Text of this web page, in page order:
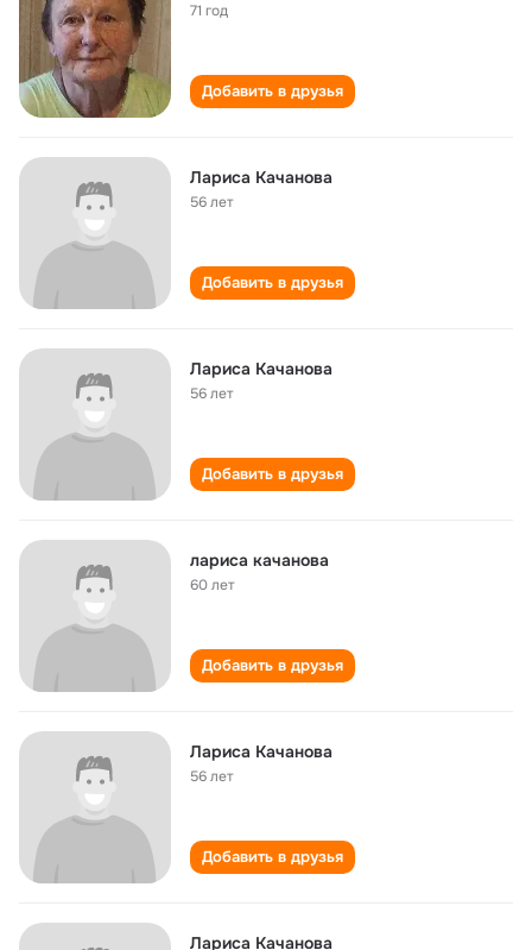
71 год
Добавить в друзья
Лариса Качанова
56 лет
Добавить в друзья
Лариса Качанова
56 лет
Добавить в друзья
лариса качанова
60 лет
Добавить в друзья
Лариса Качанова
56 лет
Добавить в друзья
Лариса Качанова